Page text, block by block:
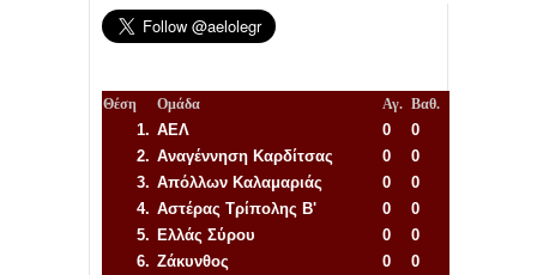
Θέση Ομάδα Αγ. Βαθ.
1. ΑΕΛ 0
0
2. Αναγέννηση Καρδίτσας 0
0
3. Απόλλων Καλαμαριάς 0
0
4. Αστέρας Τρίπολης Β' 0
0
5. Ελλάς Σύρου 0
0
6. Ζάκυνθος 0
0